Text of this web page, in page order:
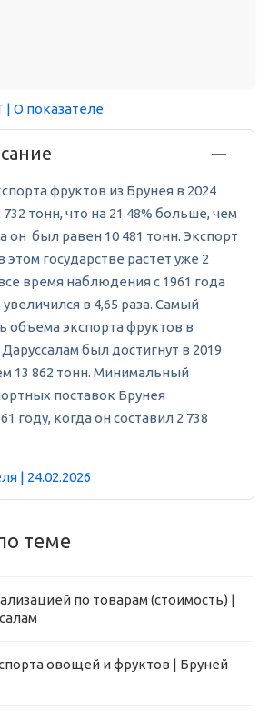
| О показателе
фруктов из Брунея в 2024
732 тонн, что на 21.48% больше, чем
он был равен 10 481 тонн. Экспорт
этом государстве растет уже 2
время наблюдения с 1961 года
в 4,65 раза. Самый
объема экспорта фруктов в
был достигнут в 2019
13 862 тонн. Минимальный
поставок Брунея
году, когда он составил 2 738
| 24.02.2026
теме
по товарам (стоимость) |
овощей и фруктов | Бруней